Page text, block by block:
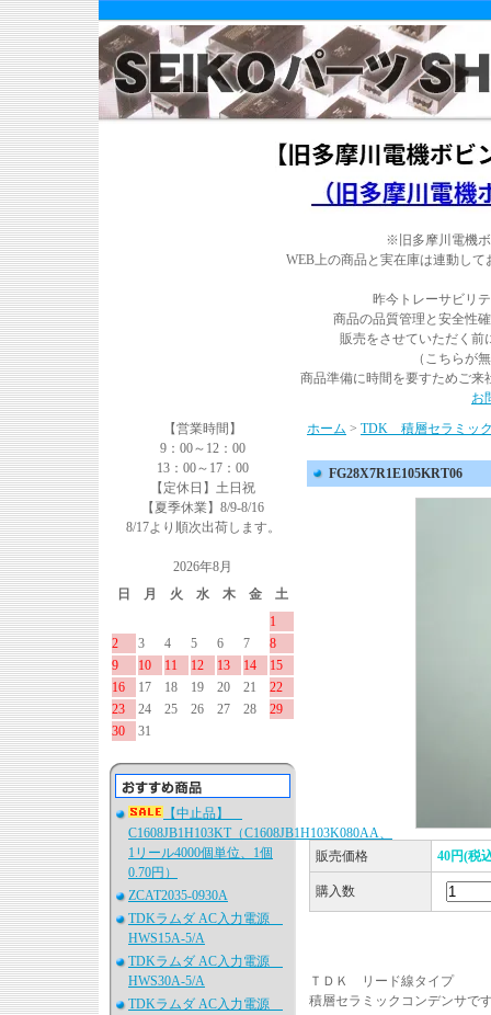
※旧多摩川電機
WEB上の商品と実在庫は連動し
昨今トレーサビリ
商品の品質管理と安全性
販売をさせていただく前
（こちらが
商品準備に時間を要すためご来
お
【営業時間】
9：00～12：00
13：00～17：00
【定休日】土日祝
【夏季休業】8/9-8/16
8/17より順次出荷します。
2026年8月
日
月 火 水 木 金
土
1
2
3 4 5 6 7
8
9
10 11 12 13 14
15
16
17 18 19 20 21
22
23
24 25 26 27 28
29
30
31
【中止品】
C1608JB1H103KT（C1608JB1H103K080AA、
1リール4000個単位、1個
0.70円）
ZCAT2035-0930A
TDKラムダ AC入力電源
HWS15A-5/A
TDKラムダ AC入力電源
HWS30A-5/A
TDKラムダ AC入力電源
ホーム > TDK 積層セラミッ
FG28X7R1E105KRT06
販売価格 40円(税
購入数
ＴＤＫ リード線タイプ
積層セラミックコンデンサで